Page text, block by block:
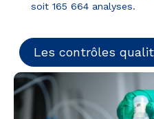
soit 165 664 analyses.
Les contrôles